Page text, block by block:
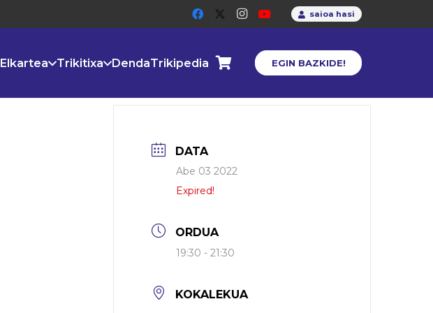
saioa hasi
Elkartea Trikitixa DendaTrikipedia EGIN BAZKIDE!
DATA
Abe 03 2022
Expired!
ORDUA
19:30 - 21:30
KOKALEKUA